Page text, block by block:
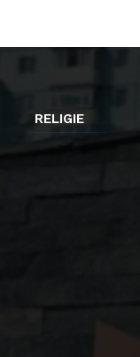
RELIGIE